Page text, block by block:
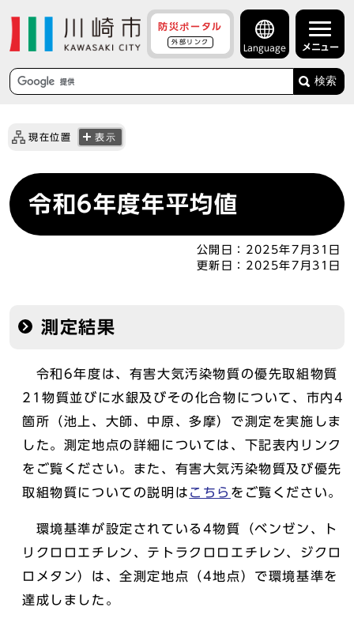
防災ポータル
外部リンク
Language メニュー
検索
現在位置 表示
令和6年度年平均値
公開日： 2025年7月31日
更新日： 2025年7月31日
測定結果
令和6年度は、有害大気汚染物質の優先取組物質
21物質並びに水銀及びその化合物について、市内4
箇所（池上、大師、中原、多摩）で測定を実施しま
した。測定地点の詳細については、下記表内リンク
をご覧ください。また、有害大気汚染物質及び優先
取組物質についての説明は こちら をご覧ください。
環境基準が設定されている4物質（ベンゼン、ト
リクロロエチレン、テトラクロロエチレン、ジクロ
ロメタン）は、全測定地点（4地点）で環境基準を
達成しました。